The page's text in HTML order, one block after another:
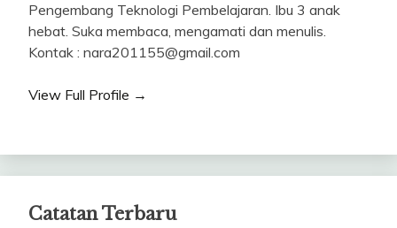
Pengembang Teknologi Pembelajaran. Ibu 3 anak
hebat. Suka membaca, mengamati dan menulis.
Kontak : nara201155@gmail.com
View Full Profile →
Catatan Terbaru